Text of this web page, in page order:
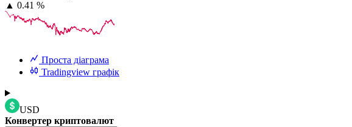
▲ 0.41 %
Проста діаграма
Tradingview графік
USD
Конвертер криптовалют